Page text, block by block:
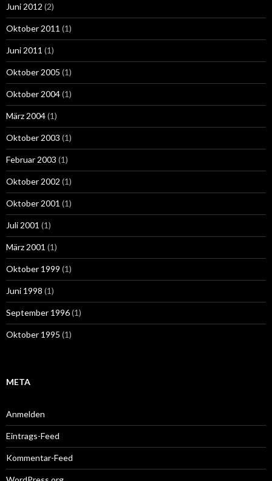
Juni 2012 (2)
Oktober 2011 (1)
Juni 2011 (1)
Oktober 2005 (1)
Oktober 2004(1)
März 2004(1)
Oktober 2003 (1)
Februar 2003 (1)
Oktober 2002 (1)
Oktober 2001 (1)
Juli 2001 (1)
März 2001 (1)
Oktober 1999 (1)
Juni 1998 (1)
September 1996(1)
Oktober 1995 (1)
META
Anmelden
Eintrags-Feed
Kommentar-Feed